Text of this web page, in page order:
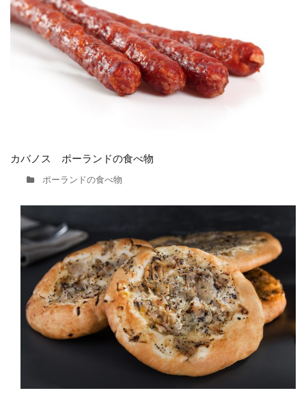
カバノス ポーランドの食べ物
ポーランドの食べ物